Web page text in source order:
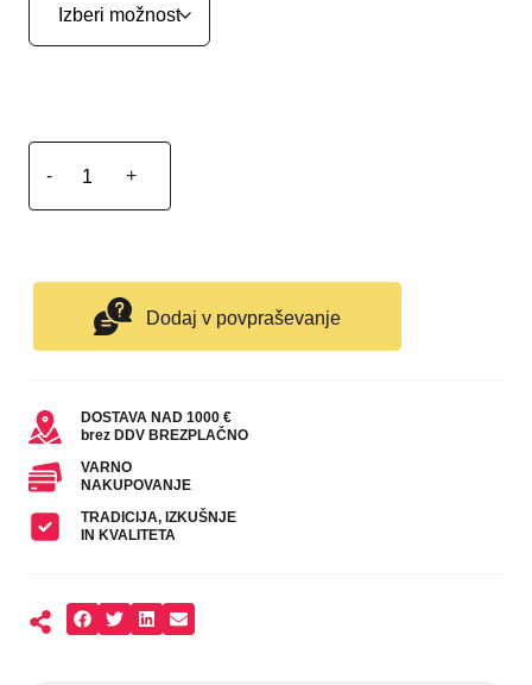
- +
Dodaj v povpraševanje
DOSTAVA NAD 1000 €
brez DDV BREZPLAČNO
VARNO
NAKUPOVANJE
TRADICIJA, IZKUŠNJE
IN KVALITETA